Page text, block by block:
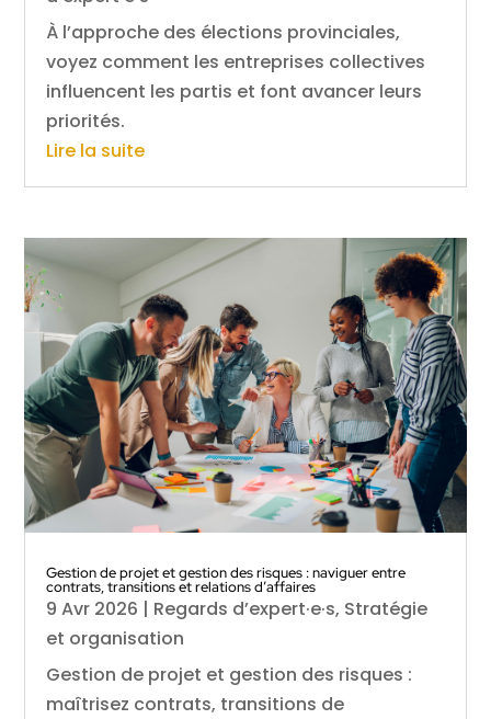
À l’approche des élections provinciales,
voyez comment les entreprises collectives
influencent les partis et font avancer leurs
priorités.
Lire la suite
Gestion de projet et gestion des risques : naviguer entre
contrats, transitions et relations d’affaires
9 Avr 2026 | Regards d’expert·e·s, Stratégie
et organisation
Gestion de projet et gestion des risques :
maîtrisez contrats, transitions de